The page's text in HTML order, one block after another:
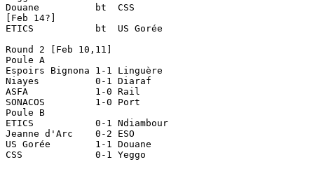
Douane		bt  CSS
[Feb 14?]
ETICS		bt  US Gorée
Round 2 [Feb 10,11]
Poule A
Espoirs Bignona	1-1 Linguère
Niayes		0-1 Diaraf
ASFA		1-0 Rail
SONACOS		1-0 Port
Poule B
ETICS		0-1 Ndiambour
Jeanne d'Arc	0-2 ESO
US Gorée	1-1 Douane
CSS		0-1 Yeggo